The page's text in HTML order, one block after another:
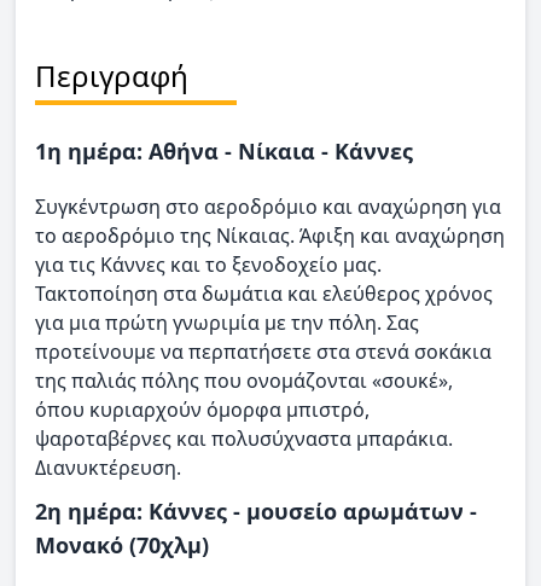
Περιγραφή
1η ημέρα: Αθήνα - Νίκαια - Κάννες
Συγκέντρωση στο αεροδρόμιο και αναχώρηση για
το αεροδρόμιο της Νίκαιας. Άφιξη και αναχώρηση
για τις Κάννες και το ξενοδοχείο μας.
Τακτοποίηση στα δωμάτια και ελεύθερος χρόνος
για μια πρώτη γνωριμία με την πόλη. Σας
προτείνουμε να περπατήσετε στα στενά σοκάκια
της παλιάς πόλης που ονομάζονται «σουκέ»,
όπου κυριαρχούν όμορφα μπιστρό,
ψαροταβέρνες και πολυσύχναστα μπαράκια.
Διανυκτέρευση.
2η ημέρα: Κάννες - μουσείο αρωμάτων -
Μονακό (70χλμ)